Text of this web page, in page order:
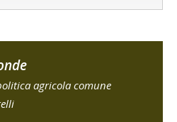
agricola comune